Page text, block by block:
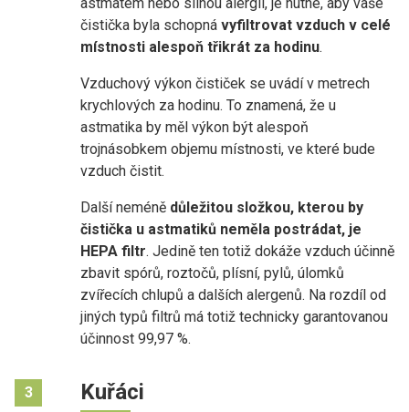
čistička byla schopná vyfiltrovat vzduch v celé
místnosti alespoň třikrát za hodinu.
Vzduchový výkon čističek se uvádí v metrech
krychlových za hodinu. To znamená, že u
astmatika by měl výkon být alespoň
trojnásobkem objemu místnosti, ve které bude
vzduch čistit.
Další neméně důležitou složkou, kterou by
čistička u astmatiků neměla postrádat, je
HEPA filtr. Jedině ten totiž dokáže vzduch účinně
zbavit spórů, roztočů, plísní, pylů, úlomků
zvířecích chlupů a dalších alergenů. Na rozdíl od
jiných typů filtrů má totiž technicky garantovanou
účinnost 99,97 %.
3 Kuřáci